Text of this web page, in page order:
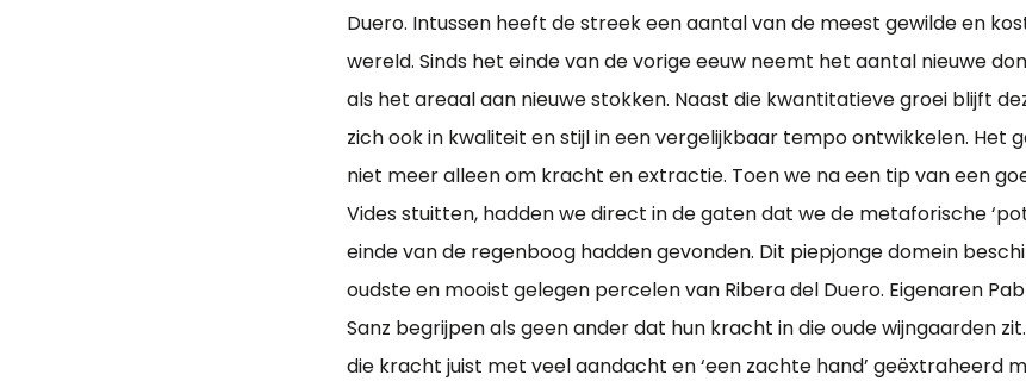
Duero. Intussen heeft de streek een aantal van de meest gewilde en
wereld. Sinds het einde van de vorige eeuw neemt het aantal nieuwe
als het areaal aan nieuwe stokken. Naast die kwantitatieve groei blijft
zich ook in kwaliteit en stijl in een vergelijkbaar tempo ontwikkelen. Het
niet meer alleen om kracht en extractie. Toen we na een tip van een
Vides stuitten, hadden we direct in de gaten dat we de metaforische
einde van de regenboog hadden gevonden. Dit piepjonge domein
oudste en mooist gelegen percelen van Ribera del Duero. Eigenaren
Sanz begrijpen als geen ander dat hun kracht in die oude wijngaarden
die kracht juist met veel aandacht en ‘een zachte hand’ geëxtraheerd